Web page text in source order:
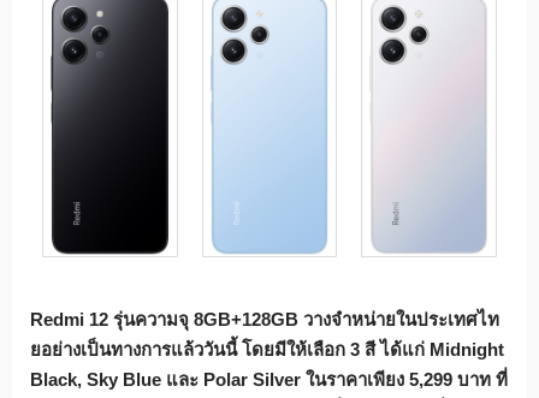
Redmi 12 รุ่นความจุ 8GB+128GB วางจำหน่ายในประเทศไท
ยอย่างเป็นทางการแล้ววันนี้ โดยมีให้เลือก 3 สี ได้แก่ Midnight
Black, Sky Blue และ Polar Silver ในราคาเพียง 5,299 บาท ที่